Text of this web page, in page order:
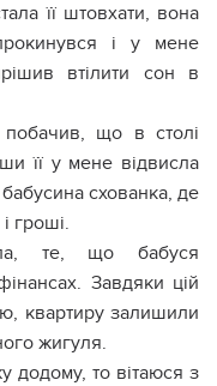
її штовхати, вона
і у мене
втілити сон в
що в столі
її у мене відвисла
схованка, де
гроші.
те, що бабуся
Завдяки цій
квартиру залишили
жигуля.
додому, то вітаюся з